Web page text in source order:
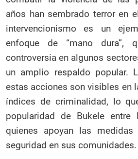
años han sembrado terror en
intervencionismo es un
enfoque de “mano dura”,
controversia en algunos
un amplio respaldo popular.
estas acciones son visibles en
índices de criminalidad, lo
popularidad de Bukele entre
quienes apoyan las
seguridad en sus comunidades.